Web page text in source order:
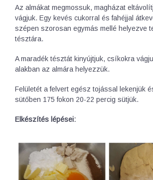
Az almákat megmossuk, magházat
vágjuk. Egy kevés cukorral és fahéjjal
szépen szorosan egymás mellé helyezve
tésztára.
A maradék tésztát kinyújtjuk, csíkokra
alakban az almára helyezzük.
Felületét a felvert egész tojással lekenjük
sütőben 175 fokon 20-22 percig sütjük.
Elkészítés lépései: